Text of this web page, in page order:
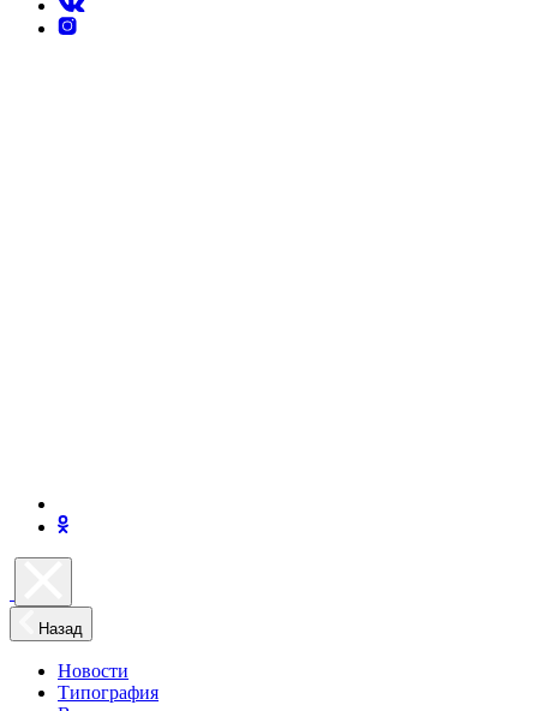
Назад
Новости
Типография